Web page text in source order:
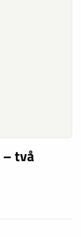
– två